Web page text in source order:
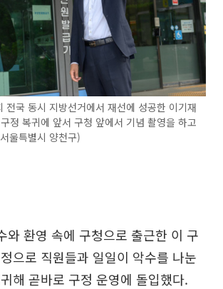
국 동시 지방선거에서 재선에 성공한 이기재
정 복귀에 앞서 구청 앞에서 기념 촬영을 하고
울특별시 양천구)
와 환영 속에 구청으로 출근한 이 구
으로 직원들과 일일이 악수를 나눈
해 곧바로 구정 운영에 돌입했다.